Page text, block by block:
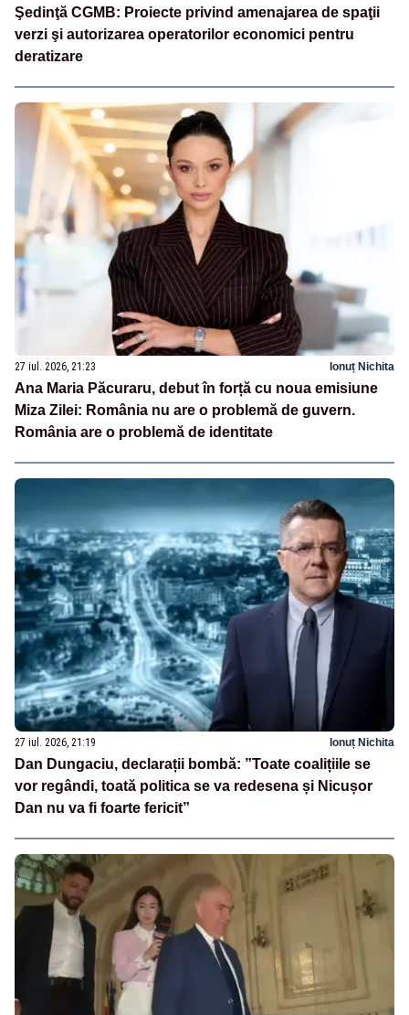
Şedinţă CGMB: Proiecte privind amenajarea de spaţii
verzi şi autorizarea operatorilor economici pentru
deratizare
27 iul. 2026, 21:23 Ionuț Nichita
Ana Maria Păcuraru, debut în forță cu noua emisiune
Miza Zilei: România nu are o problemă de guvern.
România are o problemă de identitate
27 iul. 2026, 21:19 Ionuț Nichita
Dan Dungaciu, declarații bombă: ”Toate coalițiile se
vor regândi, toată politica se va redesena și Nicușor
Dan nu va fi foarte fericit”